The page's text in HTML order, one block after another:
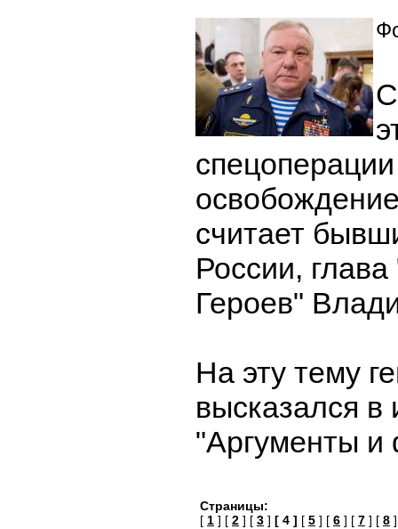
считает
России,
Героев"
На эту тему
высказался в
"Аргументы
Страницы:
[ 1 ] [ 2 ] [ 3 ] [ 4 ] [ 5 ] [ 6 ] [ 7 ] [ 8